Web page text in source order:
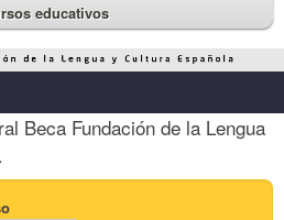
educativos
Beca Fundación de la Lengua